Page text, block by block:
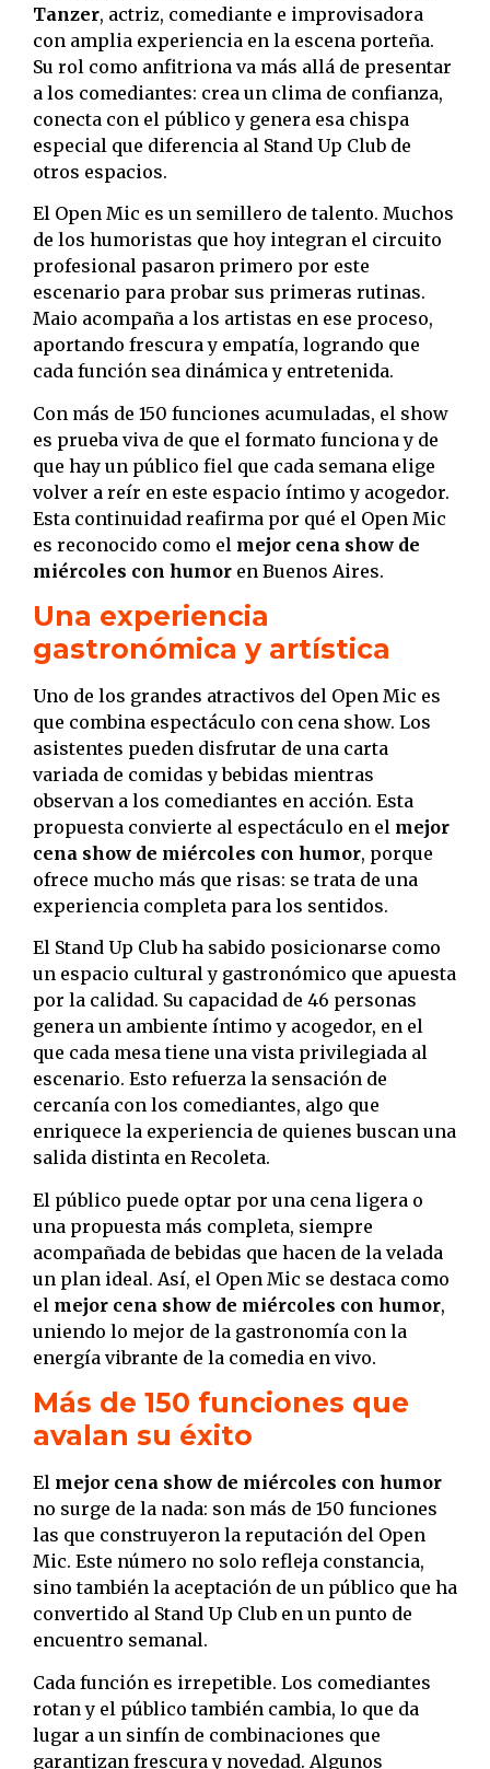
Tanzer, actriz, comediante e improvisadora
con amplia experiencia en la escena porteña.
Su rol como anfitriona va más allá de presentar
a los comediantes: crea un clima de confianza,
conecta con el público y genera esa chispa
especial que diferencia al Stand Up Club de
otros espacios.
El Open Mic es un semillero de talento. Muchos
de los humoristas que hoy integran el circuito
profesional pasaron primero por este
escenario para probar sus primeras rutinas.
Maio acompaña a los artistas en ese proceso,
aportando frescura y empatía, logrando que
cada función sea dinámica y entretenida.
Con más de 150 funciones acumuladas, el show
es prueba viva de que el formato funciona y de
que hay un público fiel que cada semana elige
volver a reír en este espacio íntimo y acogedor.
Esta continuidad reafirma por qué el Open Mic
es reconocido como el mejor cena show de
miércoles con humor en Buenos Aires.
Una experiencia
gastronómica y artística
Uno de los grandes atractivos del Open Mic es
que combina espectáculo con cena show. Los
asistentes pueden disfrutar de una carta
variada de comidas y bebidas mientras
observan a los comediantes en acción. Esta
propuesta convierte al espectáculo en el mejor
cena show de miércoles con humor, porque
ofrece mucho más que risas: se trata de una
experiencia completa para los sentidos.
El Stand Up Club ha sabido posicionarse como
un espacio cultural y gastronómico que apuesta
por la calidad. Su capacidad de 46 personas
genera un ambiente íntimo y acogedor, en el
que cada mesa tiene una vista privilegiada al
escenario. Esto refuerza la sensación de
cercanía con los comediantes, algo que
enriquece la experiencia de quienes buscan una
salida distinta en Recoleta.
El público puede optar por una cena ligera o
una propuesta más completa, siempre
acompañada de bebidas que hacen de la velada
un plan ideal. Así, el Open Mic se destaca como
el mejor cena show de miércoles con humor,
uniendo lo mejor de la gastronomía con la
energía vibrante de la comedia en vivo.
Más de 150 funciones que
avalan su éxito
El mejor cena show de miércoles con humor
no surge de la nada: son más de 150 funciones
las que construyeron la reputación del Open
Mic. Este número no solo refleja constancia,
sino también la aceptación de un público que ha
convertido al Stand Up Club en un punto de
encuentro semanal.
Cada función es irrepetible. Los comediantes
rotan y el público también cambia, lo que da
lugar a un sinfín de combinaciones que
garantizan frescura y novedad. Algunos